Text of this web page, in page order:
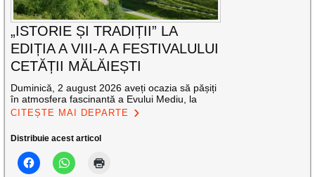
„ISTORIE ȘI TRADIȚII” LA
EDIȚIA A VIII-A A FESTIVALULUI
CETĂȚII MĂLĂIEȘTI
Duminică, 2 august 2026 aveți ocazia să pășiți
în atmosfera fascinantă a Evului Mediu, la
CITEȘTE MAI DEPARTE
Distribuie acest articol